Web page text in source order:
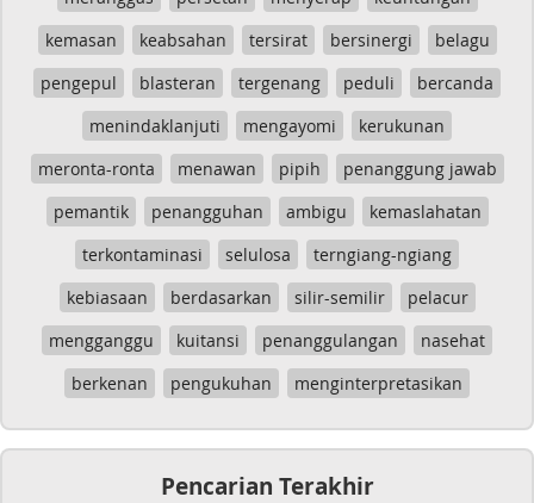
kemasan
keabsahan tersirat bersinergi
belagu
pengepul
blasteran tergenang peduli
bercanda
menindaklanjuti
mengayomi
kerukunan
meronta-ronta
menawan pipih
penanggung jawab
pemantik
penangguhan ambigu
kemaslahatan
terkontaminasi
selulosa
terngiang-ngiang
kebiasaan
berdasarkan silir-semilir
pelacur
mengganggu
kuitansi penanggulangan
nasehat
berkenan
pengukuhan menginterpretasikan
Pencarian Terakhir